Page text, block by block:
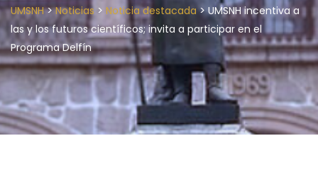
UMSNH>Noticias > Noticia destacada>UMSNH incentiva a
las y los futuros científicos; invita a participar en el
Programa Delfín